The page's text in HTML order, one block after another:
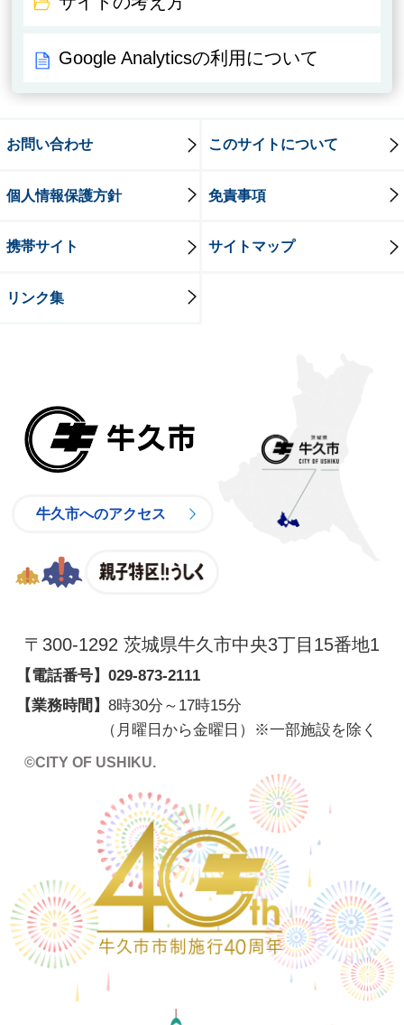
Google Analyticsの利用について
お問い合わせ このサイトについて
個人情報保護方針 免責事項
携帯サイト サイトマップ
リンク集
牛久市へのアクセス
〒300-1292 茨城県牛久市中央3丁目15番地1
【電話番号】 029-873-2111
【業務時間】 8時30分～17時15分
（月曜日から金曜日）※一部施設を除く
©CITY OF USHIKU.